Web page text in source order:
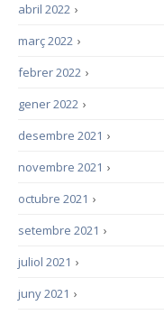
›
abril 2022
›
març 2022
›
febrer 2022
›
gener 2022
›
desembre 2021
›
novembre 2021
›
octubre 2021
›
setembre 2021
›
juliol 2021
›
juny 2021